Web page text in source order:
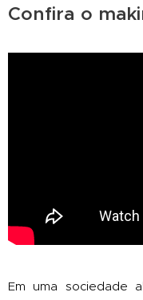
Confira o
Em uma sociedade